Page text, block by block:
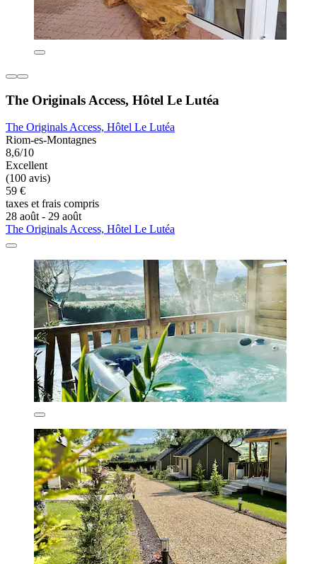
The Originals Access, Hôtel Le Lutéa
The Originals Access, Hôtel Le Lutéa
Riom-es-Montagnes
8,6/10
Excellent
(100 avis)
59 €
taxes et frais compris
28 août - 29 août
The Originals Access, Hôtel Le Lutéa